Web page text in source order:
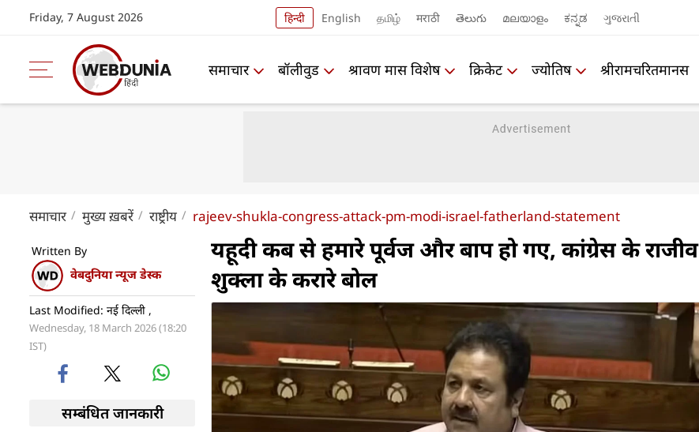
Friday, 7 August 2026 हिन्दी English தமிழ் मराठी తెలుగు മലയാളം ಕನ್ನಡ ગુજરાતી
समाचार बॉलीवुड श्रावण मास विशेष क्रिकेट ज्योतिष श्रीरामचरितमानस
समाचार मुख्य ख़बरें राष्ट्रीय rajeev-shukla-congress-attack-pm-modi-israel-fatherland-statement
Written By
वेबदुनिया न्यूज डेस्क
Last Modified: नई दिल्ली ,
Wednesday, 18 March 2026 (18:20
IST)
सम्बंधित जानकारी
यहूदी कब से हमारे पूर्वज और बाप हो गए, कांग्रेस के राजीव
शुक्ला के करारे बोल